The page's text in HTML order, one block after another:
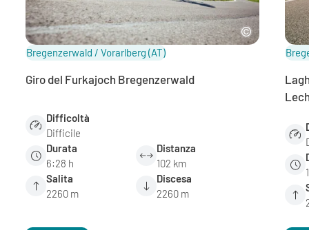
Bregenzerwald / Vorarlberg (AT)
Giro del Furkajoch Bregenzerwald
Difficoltà
Difficile
Durata
6:28 h
Distanza
102 km
Salita
2260 m
Discesa
2260 m